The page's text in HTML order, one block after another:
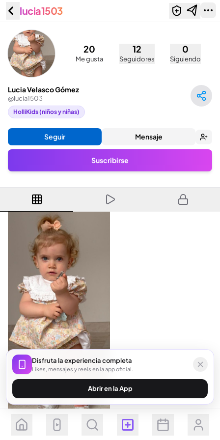
Lucia Velasco Gómez (@lucia1503)
lucia1503
20
Me gusta
12
Seguidores
0
Siguiendo
Lucia Velasco Gómez
@lucia1503
HolliKids (niños y niñas)
Seguir Mensaje
Suscribirse
Seguir Suscribirse
Disfruta la experiencia completa
Likes, mensajes y reels en la app oficial.
Abrir en la App